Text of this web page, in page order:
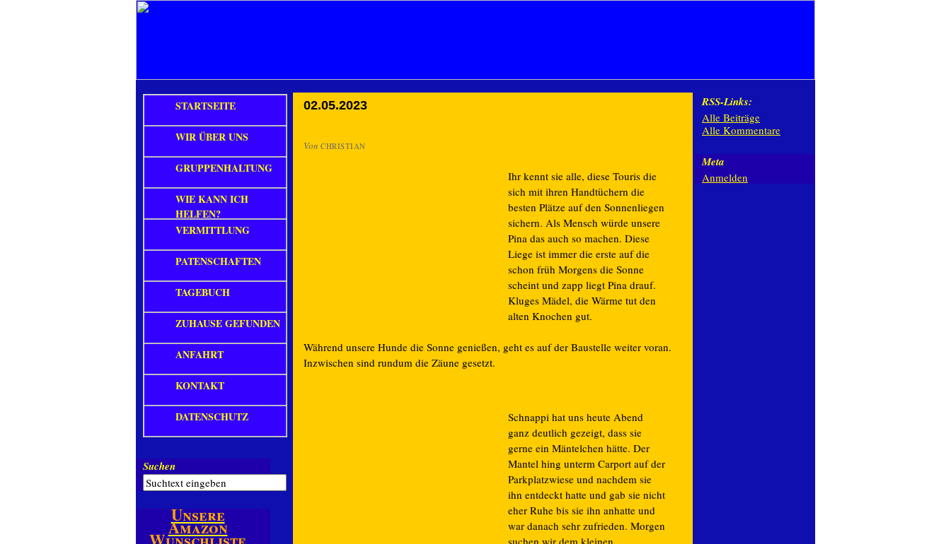
02.05.2023
Von CHRISTIAN
Ihr kennt sie alle, diese Touris die
sich mit ihren Handtüchern die
besten Plätze auf den Sonnenliegen
sichern. Als Mensch würde unsere
Pina das auch so machen. Diese
Liege ist immer die erste auf die
schon früh Morgens die Sonne
scheint und zapp liegt Pina drauf.
Kluges Mädel, die Wärme tut den
alten Knochen gut.
Während unsere Hunde die Sonne genießen, geht es auf der Baustelle weiter voran.
Inzwischen sind rundum die Zäune gesetzt.
Schnappi hat uns heute Abend
ganz deutlich gezeigt, dass sie
gerne ein Mäntelchen hätte. Der
Mantel hing unterm Carport auf der
Parkplatzwiese und nachdem sie
ihn entdeckt hatte und gab sie nicht
eher Ruhe bis sie ihn anhatte und
war danach sehr zufrieden. Morgen
suchen wir dem kleinen
STARTSEITE
WIR ÜBER UNS
GRUPPENHALTUNG
WIE KANN ICH
HELFEN?
VERMITTLUNG
PATENSCHAFTEN
TAGEBUCH
ZUHAUSE GEFUNDEN
ANFAHRT
KONTAKT
DATENSCHUTZ
Suchen
Unsere
Amazon
RSS-Links:
Alle Beiträge
Alle Kommentare
Meta
Anmelden